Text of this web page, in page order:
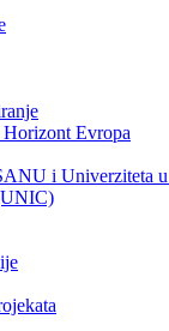
Evropa
i Univerziteta